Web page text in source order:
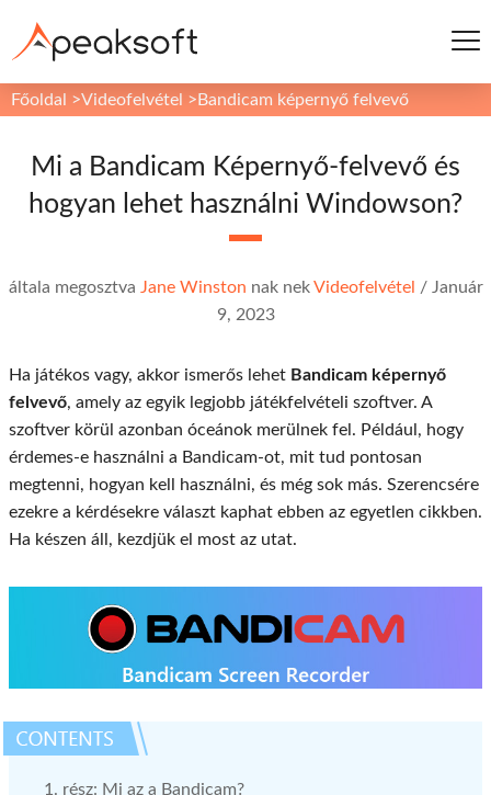
Főoldal >Videofelvétel > Bandicam képernyő felvevő
Mi a Bandicam Képernyő-felvevő és
hogyan lehet használni Windowson?
általa megosztva Jane Winston nak nekVideofelvétel / Január
9, 2023
Ha játékos vagy, akkor ismerős lehet Bandicam képernyő
felvevő, amely az egyik legjobb játékfelvételi szoftver. A
szoftver körül azonban óceánok merülnek fel. Például, hogy
érdemes-e használni a Bandicam-ot, mit tud pontosan
megtenni, hogyan kell használni, és még sok más. Szerencsére
ezekre a kérdésekre választ kaphat ebben az egyetlen cikkben.
Ha készen áll, kezdjük el most az utat.
1. rész: Mi az a Bandicam?